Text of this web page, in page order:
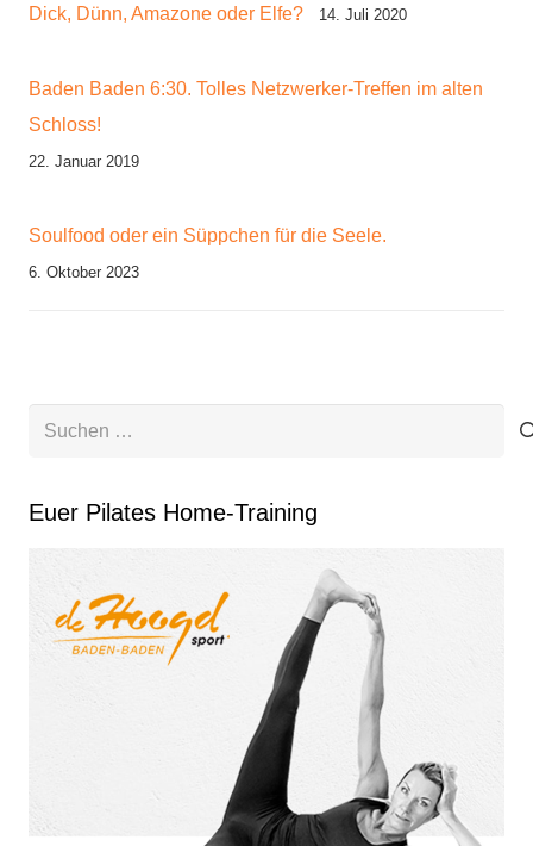
Dick, Dünn, Amazone oder Elfe? 14. Juli 2020
Baden Baden 6:30. Tolles Netzwerker-Treffen im alten
Schloss!
22. Januar 2019
Soulfood oder ein Süppchen für die Seele.
6. Oktober 2023
Suchen
Euer Pilates Home-Training